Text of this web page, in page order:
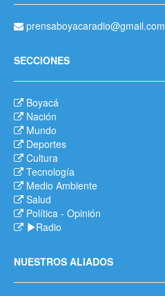
prensaboyacaradio@gmail.com
SECCIONES
Boyacá
Nación
Mundo
Deportes
Cultura
Tecnología
Medio Ambiente
Salud
Política - Opinión
Radio
NUESTROS ALIADOS